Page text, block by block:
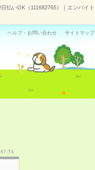
払いOK（111682765）｜エンバイト
ヘルプ・お問い合わせ サイトマップ
T4